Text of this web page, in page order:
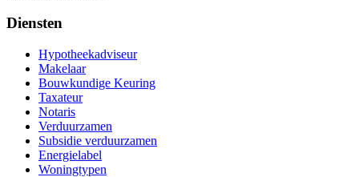
Diensten
Hypotheekadviseur
Makelaar
Bouwkundige Keuring
Taxateur
Notaris
Verduurzamen
Subsidie verduurzamen
Energielabel
Woningtypen